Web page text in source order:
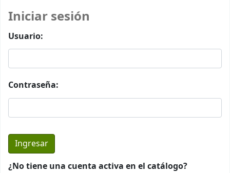
Iniciar sesión
Usuario:
Contraseña:
¿No tiene una cuenta activa en el catálogo?